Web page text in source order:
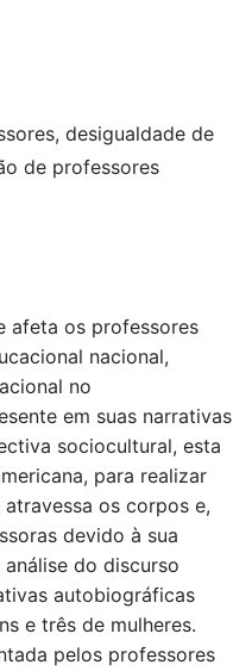
desigualdade de
de professores
afeta os professores
nacional,
no
em suas narrativas
sociocultural, esta
para realizar
os corpos e,
devido à sua
do discurso
autobiográficas
e três de mulheres.
pelos professores